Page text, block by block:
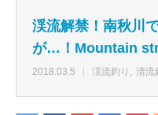
渓流解禁！南秋川
が…！Mountain
2018.03.5 渓流釣り 清流